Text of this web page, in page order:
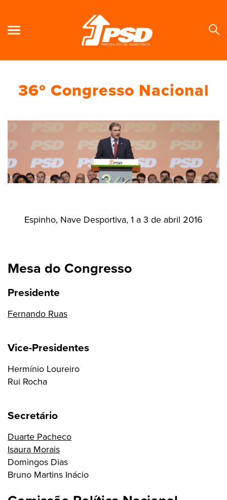
36º Congresso Nacional
Espinho, Nave Desportiva, 1 a 3 de abril 2016
Mesa do Congresso
Presidente
Fernando Ruas
Vice-Presidentes
Hermínio Loureiro
Rui Rocha
Secretário
Duarte Pacheco
Isaura Morais
Domingos Dias
Bruno Martins Inácio